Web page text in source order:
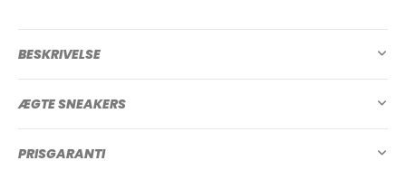
BESKRIVELSE
ÆGTE SNEAKERS
PRISGARANTI